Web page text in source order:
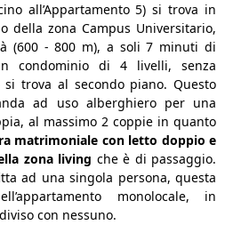
all’Appartamento 5) si trova in
della zona Campus Universitario,
(600 - 800 m), a soli 7 minuti di
condominio di 4 livelli, senza
si trova al secondo piano. Questo
ad uso alberghiero per una
al massimo 2 coppie in quanto
matrimoniale con letto doppio e
zona living che è di passaggio.
ad una singola persona, questa
monolocale, in
con nessuno.